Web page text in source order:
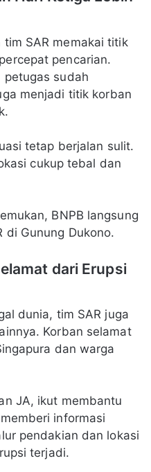
SAR memakai titik
pencarian.
petugas sudah
menjadi titik korban
tetap berjalan sulit.
cukup tebal dan
BNPB langsung
di Gunung Dukono.
dari Erupsi
dunia, tim SAR juga
Korban selamat
dan warga
JA, ikut membantu
informasi
pendakian dan lokasi
terjadi.